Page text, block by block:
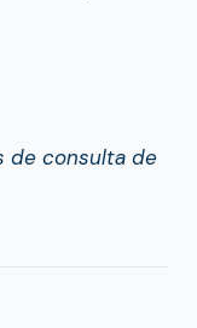
de consulta de